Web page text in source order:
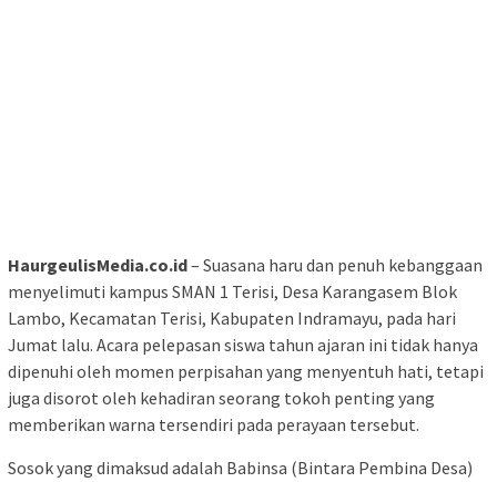
HaurgeulisMedia.co.id– Suasana haru dan penuh kebanggaan
menyelimuti kampus SMAN 1 Terisi, Desa Karangasem Blok
Lambo, Kecamatan Terisi, Kabupaten Indramayu, pada hari
Jumat lalu. Acara pelepasan siswa tahun ajaran ini tidak hanya
dipenuhi oleh momen perpisahan yang menyentuh hati, tetapi
juga disorot oleh kehadiran seorang tokoh penting yang
memberikan warna tersendiri pada perayaan tersebut.
Sosok yang dimaksud adalah Babinsa (Bintara Pembina Desa)